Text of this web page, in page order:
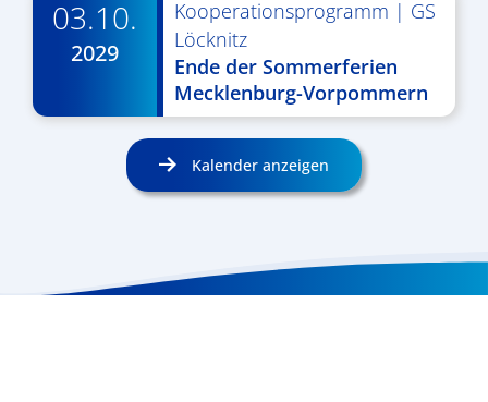
03.10.
2029
Kooperationsprogramm | GS
Löcknitz
Ende der Sommerferien
Mecklenburg-Vorpommern
Kalender anzeigen